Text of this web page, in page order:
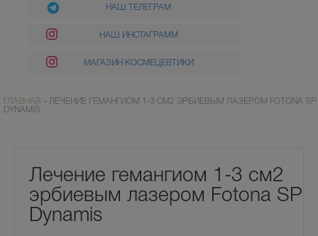
НАШ ТЕЛЕГРАМ
НАШ ИНСТАГРАММ
МАГАЗИН КОСМЕЦЕВТИКИ
ГЛАВНАЯ »
ЛЕЧЕНИЕ ГЕМАНГИОМ 1-3 СМ2 ЭРБИЕВЫМ ЛАЗЕРОМ FOTONA SP
DYNAMIS
Лечение гемангиом 1-3 см2
эрбиевым лазером Fotona SP
Dynamis